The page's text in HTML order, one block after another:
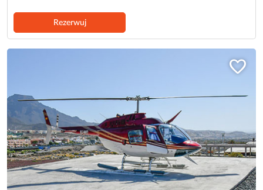
Rezerwuj
favorite